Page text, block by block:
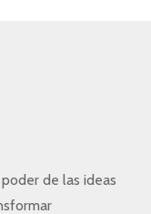
de las ideas